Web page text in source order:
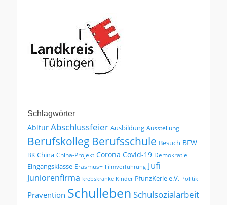
Schlagwörter
Abitur Abschlussfeier Ausbildung Ausstellung
Berufskolleg Berufsschule Besuch BFW
BK China China-Projekt Corona Covid-19 Demokratie
Eingangsklasse Erasmus+ Filmvorführung Jufi
Juniorenfirma krebskranke Kinder PfunzKerle e.V. Politik
Prävention Schulleben Schulsozialarbeit